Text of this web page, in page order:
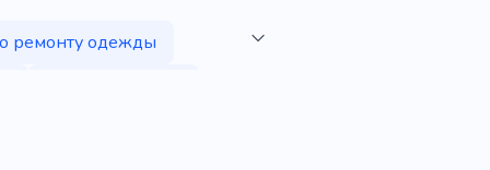
ремонту одежды